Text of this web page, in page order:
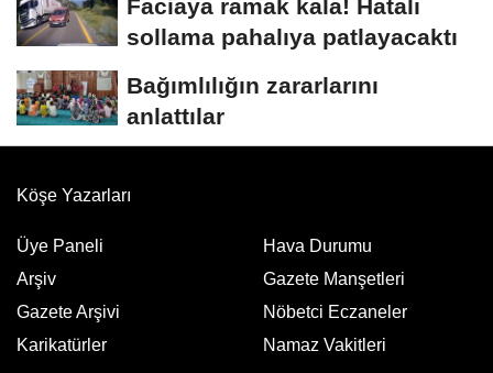
Faciaya ramak kala! Hatalı
sollama pahalıya patlayacaktı
Bağımlılığın zararlarını
anlattılar
Köşe Yazarları
Üye Paneli
Arşiv
Gazete Arşivi
Karikatürler
Hava Durumu
Gazete Manşetleri
Nöbetci Eczaneler
Namaz Vakitleri